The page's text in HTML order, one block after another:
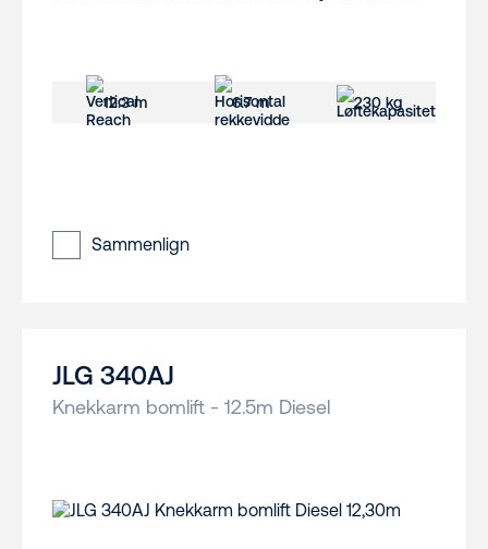
12.3 m 6.7 m 230 kg
Sammenlign
JLG 340AJ
Knekkarm bomlift - 12.5m Diesel